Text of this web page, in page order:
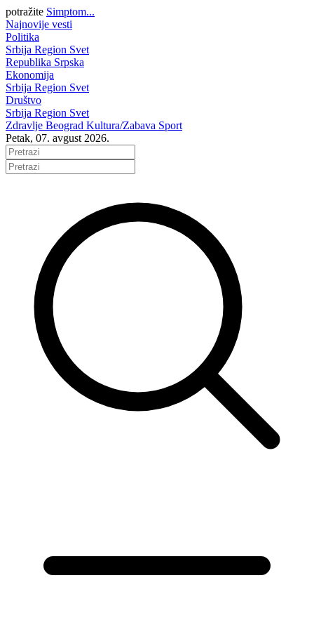
potražite Simptom...
Najnovije vesti
Politika
Srbija Region Svet
Republika Srpska
Ekonomija
Srbija Region Svet
Društvo
Srbija Region Svet
Zdravlje Beograd Kultura/Zabava Sport
Petak, 07. avgust 2026.